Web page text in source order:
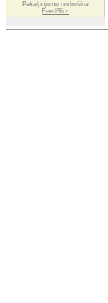
Pakalpojumu nodrošina
FeedBlitz